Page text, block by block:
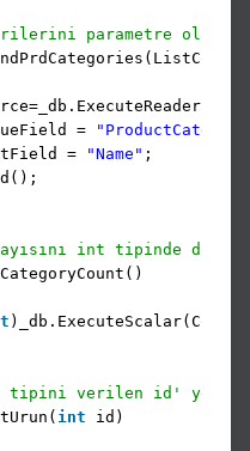
parametre olarak
=
=
"Name" ;
int tipinde
verilen id' ye göre
int
id)